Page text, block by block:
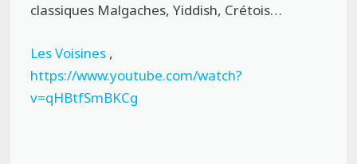
classiques Malgaches, Yiddish, Crétois…
Les Voisines ,
https://www.youtube.com/watch?
v=qHBtfSmBKCg